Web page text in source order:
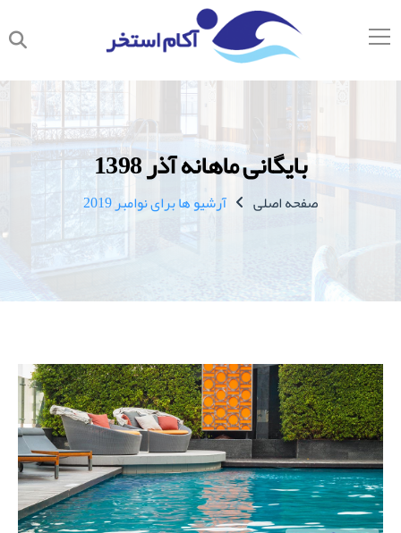
بایگانی ماهانه آذر 1398
صفحه اصلی آرشیو ها برای نوامبر 2019